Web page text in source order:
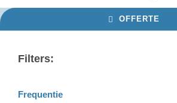
OFFERTE
Filters:
Frequentie